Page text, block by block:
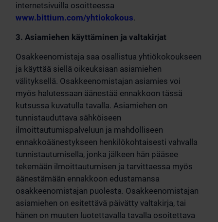
internetsivuilla osoitteessa
www.bittium.com/yhtiokokous.
3. Asiamiehen käyttäminen ja valtakirjat
Osakkeenomistaja saa osallistua yhtiökokoukseen
ja käyttää siellä oikeuksiaan asiamiehen
välityksellä. Osakkeenomistajan asiamies voi
myös halutessaan äänestää ennakkoon tässä
kutsussa kuvatulla tavalla. Asiamiehen on
tunnistauduttava sähköiseen
ilmoittautumispalveluun ja mahdolliseen
ennakkoäänestykseen henkilökohtaisesti vahvalla
tunnistautumisella, jonka jälkeen hän pääsee
tekemään ilmoittautumisen ja tarvittaessa myös
äänestämään ennakkoon edustamansa
osakkeenomistajan puolesta. Osakkeenomistajan
asiamiehen on esitettävä päivätty valtakirja, tai
hänen on muuten luotettavalla tavalla osoitettava